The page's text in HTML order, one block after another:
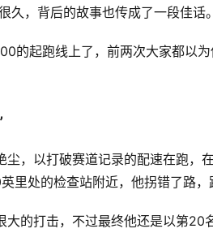
久，背后的故事也传成了一段佳话。
的起跑线上了，前两次大家都以
，以打破赛道记录的配速在跑，
里处的检查站附近，他拐错了路，
的打击，不过最终他还是以第20